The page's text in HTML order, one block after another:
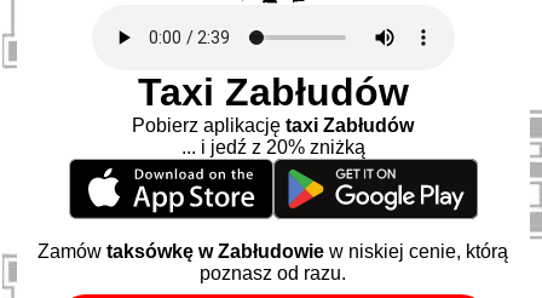
Taxi Zabłudów
Pobierz aplikacjętaxi Zabłudów
... i jedź z 20% zniżką
Zamówtaksówkę w Zabłudowie w niskiej cenie, którą
poznasz od razu.